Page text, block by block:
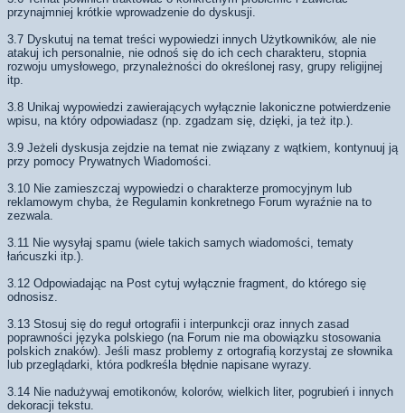
przynajmniej krótkie wprowadzenie do dyskusji.
3.7 Dyskutuj na temat treści wypowiedzi innych Użytkowników, ale nie
atakuj ich personalnie, nie odnoś się do ich cech charakteru, stopnia
rozwoju umysłowego, przynależności do określonej rasy, grupy religijnej
itp.
3.8 Unikaj wypowiedzi zawierających wyłącznie lakoniczne potwierdzenie
wpisu, na który odpowiadasz (np. zgadzam się, dzięki, ja też itp.).
3.9 Jeżeli dyskusja zejdzie na temat nie związany z wątkiem, kontynuuj ją
przy pomocy Prywatnych Wiadomości.
3.10 Nie zamieszczaj wypowiedzi o charakterze promocyjnym lub
reklamowym chyba, że Regulamin konkretnego Forum wyraźnie na to
zezwala.
3.11 Nie wysyłaj spamu (wiele takich samych wiadomości, tematy
łańcuszki itp.).
3.12 Odpowiadając na Post cytuj wyłącznie fragment, do którego się
odnosisz.
3.13 Stosuj się do reguł ortografii i interpunkcji oraz innych zasad
poprawności języka polskiego (na Forum nie ma obowiązku stosowania
polskich znaków). Jeśli masz problemy z ortografią korzystaj ze słownika
lub przeglądarki, która podkreśla błędnie napisane wyrazy.
3.14 Nie nadużywaj emotikonów, kolorów, wielkich liter, pogrubień i innych
dekoracji tekstu.